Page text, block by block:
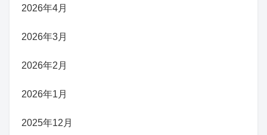
2026年4月
2026年3月
2026年2月
2026年1月
2025年12月